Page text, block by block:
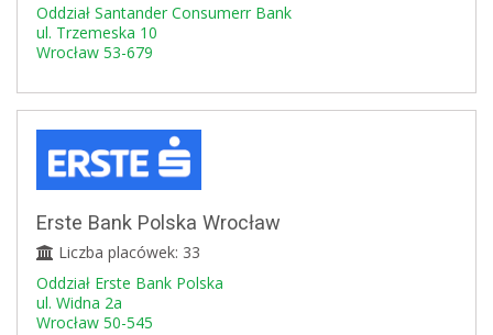
Oddział Santander Consumerr Bank
ul. Trzemeska 10
Wrocław 53-679
Erste Bank Polska Wrocław
Liczba placówek: 33
Oddział Erste Bank Polska
ul. Widna 2a
Wrocław 50-545